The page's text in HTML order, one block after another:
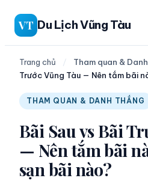
Chuyển
đến
phần
dung
VT Du Lịch Vũng Tàu
Trang chủ / Tham quan &
Trước Vũng Tàu — Nên tắm bãi
THAM QUAN & DANH THẮNG
Bãi Sau vs Bãi
— Nên tắm bãi
sạn bãi nào?